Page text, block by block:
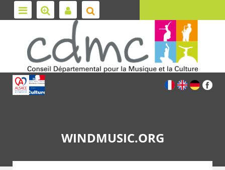
WINDMUSIC.ORG